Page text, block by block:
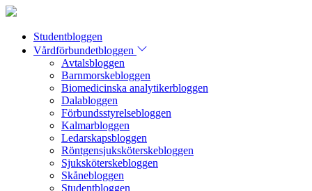
Studentbloggen
Vårdförbundetbloggen
Avtalsbloggen
Barnmorskebloggen
Biomedicinska analytikerbloggen
Dalabloggen
Förbundsstyrelsebloggen
Kalmarbloggen
Ledarskapsbloggen
Röntgensjuksköterskebloggen
Sjuksköterskebloggen
Skånebloggen
Studentbloggen